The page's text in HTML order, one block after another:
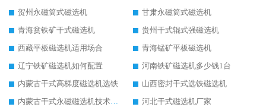
贺州永磁筒式磁选机
甘肃永磁筒式磁选机
青海贫铁矿干式磁选机
贵州干式辊式强磁选机
西藏平板磁选机适用场合
青海锰矿平板磁选机
辽宁铁矿磁选机如何配置
河南铁矿磁选机多少钱1台
内蒙古干式高梯度磁选机选铁
山西密封干式选铁磁选机
内蒙古干式永磁磁选机技术要求
河北干式磁选机厂家